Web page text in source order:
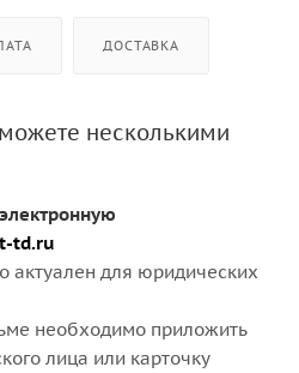
ДОСТАВКА
несколькими
td.ru
актуален для юридических
необходимо приложить
лица или карточку